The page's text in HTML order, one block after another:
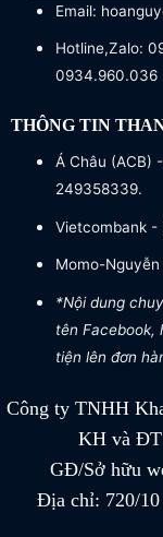
Email:
Hotline,Zalo:
0934.960.036
THÔNG TIN
Á Châu (ACB)
249358339.
Vietcombank -
Momo-
*Nội dung
tên Facebook,
tiện lên đơn
Công ty TNHH
KH và ĐT
GĐ/Sở hữu
Địa chỉ: 720/